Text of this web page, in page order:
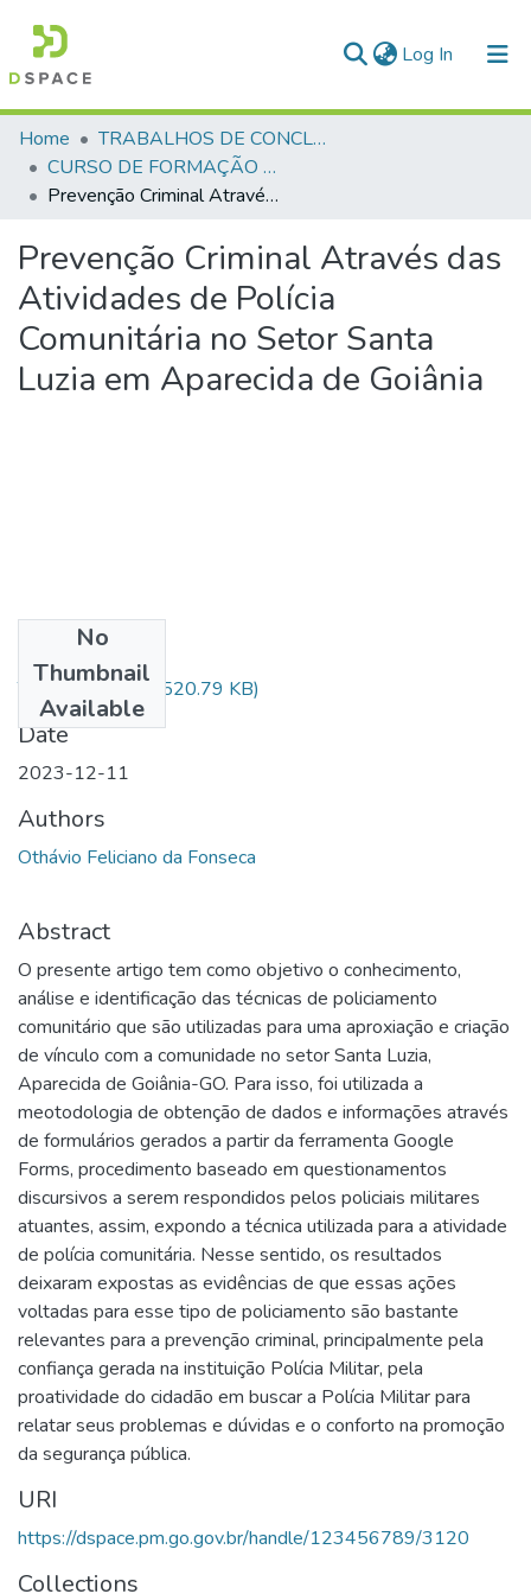
Log In (current)
Communities & Collections
All of DSpace
Home
TRABALHOS DE CONCLUSÃO DE CURSO - CFP (CURSO DE FORMAÇÃO DE PRAÇAS)
CURSO DE FORMAÇÃO DE PRAÇAS - CFP - 2023
Prevenção Criminal Através das Atividades de Polícia Comunitária no Setor Santa Luzia em Aparecida de Goiânia
Prevenção Criminal Através das
Atividades de Polícia
Comunitária no Setor Santa
Luzia em Aparecida de Goiânia
No
Thumbnail
Available
TCC Othávio.pdf (520.79 KB)
Date
2023-12-11
Authors
Othávio Feliciano da Fonseca
Abstract
O presente artigo tem como objetivo o conhecimento,
análise e identificação das técnicas de policiamento
comunitário que são utilizadas para uma aproxiação e criação
de vínculo com a comunidade no setor Santa Luzia,
Aparecida de Goiânia-GO. Para isso, foi utilizada a
meotodologia de obtenção de dados e informações através
de formulários gerados a partir da ferramenta Google
Forms, procedimento baseado em questionamentos
discursivos a serem respondidos pelos policiais militares
atuantes, assim, expondo a técnica utilizada para a atividade
de polícia comunitária. Nesse sentido, os resultados
deixaram expostas as evidências de que essas ações
voltadas para esse tipo de policiamento são bastante
relevantes para a prevenção criminal, principalmente pela
confiança gerada na instituição Polícia Militar, pela
proatividade do cidadão em buscar a Polícia Militar para
relatar seus problemas e dúvidas e o conforto na promoção
da segurança pública.
URI
https://dspace.pm.go.gov.br/handle/123456789/3120
Collections